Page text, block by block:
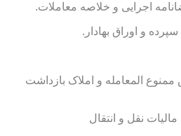
المعامله و املاک بازداشت
نقل و انتقال